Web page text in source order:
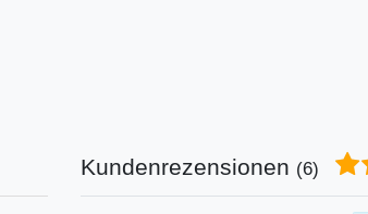
Kundenrezensionen (6)